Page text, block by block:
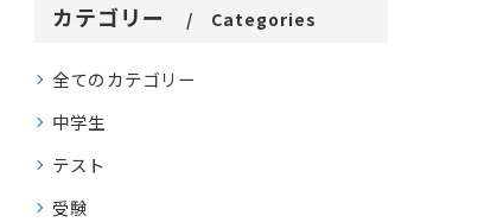
カテゴリー Categories
全てのカテゴリー
中学生
テスト
受験